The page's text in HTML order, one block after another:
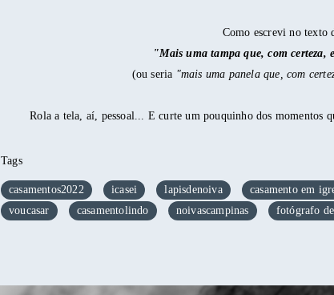
Como escrevi no texto
"Mais uma tampa que, com certeza,
(ou seria "mais uma panela que, com
Rola a tela, aí, pessoal... E curte um pouquinho dos momentos
Tags
casamentos2022 icasei lapisdenoiva casamento em
voucasar
casamentolindo noivascampinas fotógrafo